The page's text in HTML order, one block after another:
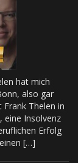
hat mich
also gar
Thelen in
eine Insolvenz
Erfolg
[…]